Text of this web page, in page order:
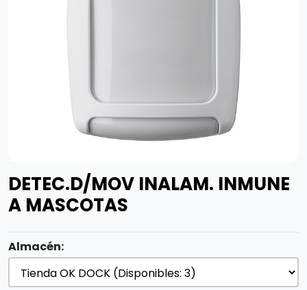
DETEC.D/MOV INALAM. INMUNE
A MASCOTAS
Almacén: